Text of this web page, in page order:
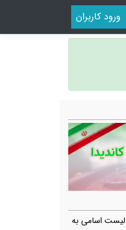
ورود کاربران
لیست اسامی به